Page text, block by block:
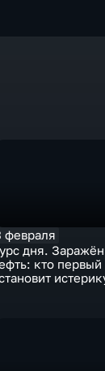
февраля
дня.
кто первый